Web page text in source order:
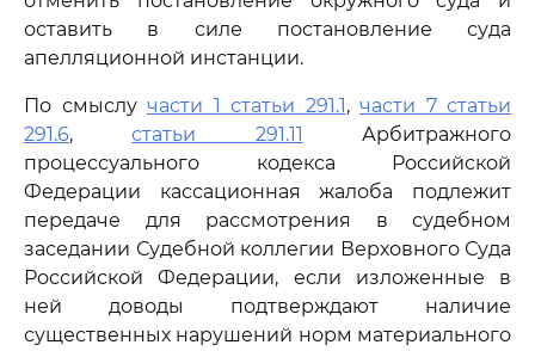
оставить в силе постановление суда
апелляционной инстанции.
По смыслу части 1 статьи 291.1, части 7 статьи
291.6,статьи 291.11 Арбитражного
процессуального кодекса Российской
Федерации кассационная жалоба подлежит
передаче для рассмотрения в судебном
заседании Судебной коллегии Верховного Суда
Российской Федерации, если изложенные в
ней доводы подтверждают наличие
существенных нарушений норм материального